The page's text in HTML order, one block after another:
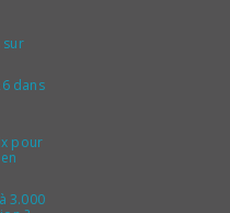
sur
dans
pour
3.000